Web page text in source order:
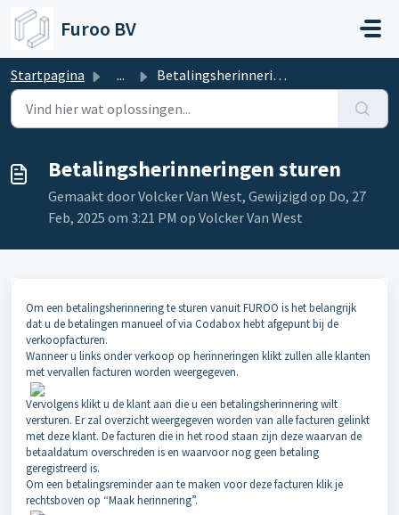
Doorgaan naar hoofdinhoud
Furoo BV
Startpagina ... Betalingsherinneringen sturen
Betalingsherinneringen sturen
Gemaakt door Volcker Van West, Gewijzigd op Do, 27
Feb, 2025 om 3:21 PM op Volcker Van West
Om een betalingsherinnering te sturen vanuit FUROO is het belangrijk
dat u de betalingen manueel of via Codabox hebt afgepunt bij de
verkoopfacturen.
Wanneer u links onder verkoop op herinneringen klikt zullen alle klanten
met vervallen facturen worden weergegeven.
Vervolgens klikt u de klant aan die u een betalingsherinnering wilt
versturen. Er zal overzicht weergegeven worden van alle facturen gelinkt
met deze klant. De facturen die in het rood staan zijn deze waarvan de
betaaldatum overschreden is en waarvoor nog geen betaling
geregistreerd is.
Om een betalingsreminder aan te maken voor deze facturen klik je
rechtsboven op “Maak herinnering”.